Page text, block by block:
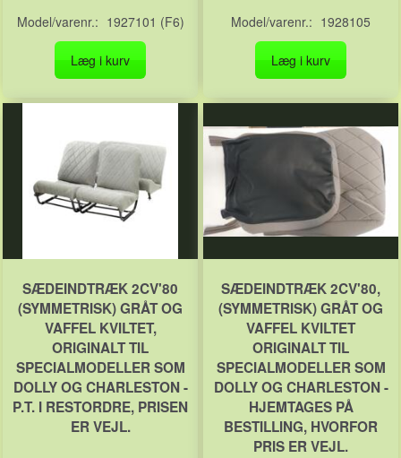
Model/varenr.: 1927101 (F6)
Læg i kurv
Model/varenr.: 1928105
Læg i kurv
SÆDEINDTRÆK 2CV'80
(SYMMETRISK) GRÅT OG
VAFFEL KVILTET,
ORIGINALT TIL
SPECIALMODELLER SOM
DOLLY OG CHARLESTON -
P.T. I RESTORDRE, PRISEN
ER VEJL.
SÆDEINDTRÆK 2CV'80,
(SYMMETRISK) GRÅT OG
VAFFEL KVILTET
ORIGINALT TIL
SPECIALMODELLER SOM
DOLLY OG CHARLESTON -
HJEMTAGES PÅ
BESTILLING, HVORFOR
PRIS ER VEJL.